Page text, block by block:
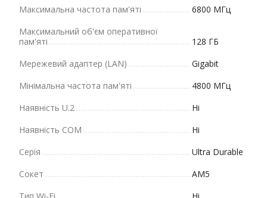
Максимальна частота пам'яті
6800 МГц
Максимальний об'єм оперативної
пам'яті
128 ГБ
Мережевий адаптер (LAN)
Gigabit
Мінімальна частота пам'яті
4800 МГц
Наявність U.2
Ні
Наявність СOM
Ні
Серія
Ultra Durable
Сокет
AM5